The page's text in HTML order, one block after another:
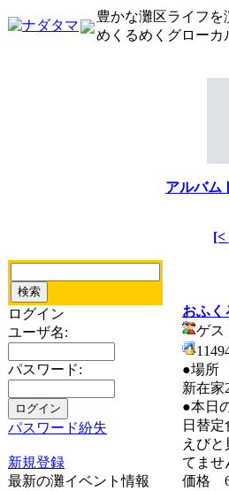
豊かな灘区ライフを
めくるめくグローカ
ログイン
ユーザ名:
パスワード:
パスワード紛失
新規登録
最新の灘イベント情報
アルバム
[<
おふ
ゲス
●場所
新在家
●本日
日替定
えび
てませ
価格